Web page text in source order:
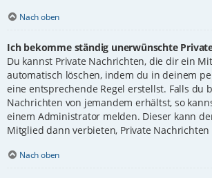
Nach oben
Ich bekomme ständig unerwünschte
Du kannst Private Nachrichten, die dir ein
automatisch löschen, indem du in deinem
eine entsprechende Regel erstellst. Falls du
Nachrichten von jemandem erhältst, so
einem Administrator melden. Dieser kann
Mitglied dann verbieten, Private
Nach oben